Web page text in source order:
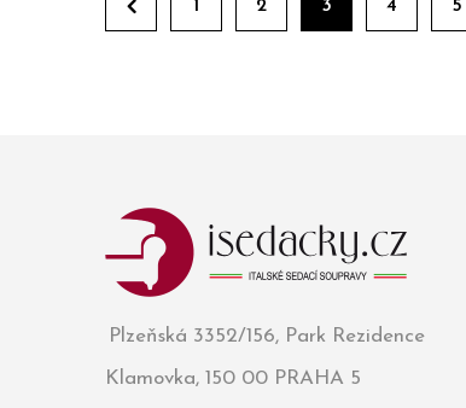
1 2 3 4 5
Plzeňská 3352/156, Park Rezidence
Klamovka, 150 00 PRAHA 5